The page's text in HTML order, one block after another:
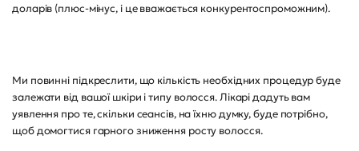
доларів (плюс-мінус, і це вважається конкурентоспроможним).
Ми повинні підкреслити, що кількість необхідних процедур буде
залежати від вашої шкіри і типу волосся. Лікарі дадуть вам
уявлення про те, скільки сеансів, на їхню думку, буде потрібно,
щоб домогтися гарного зниження росту волосся.